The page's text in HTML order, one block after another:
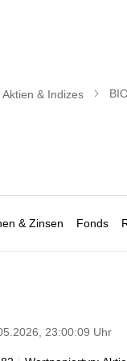
Aktien & Indizes
& Zinsen Fonds
23:00:09 Uhr